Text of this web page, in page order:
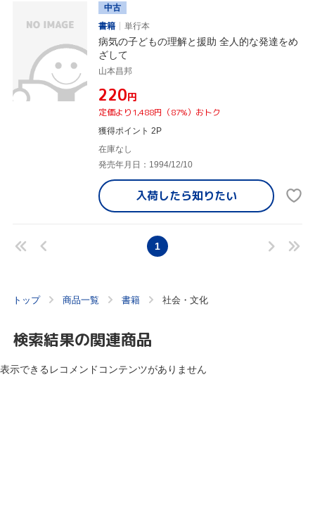
中古
書籍
単行本
病気の子どもの理解と援助 全人的な発達をめ
ざして
山本昌邦
¥220円
定価より1,488円（87%）おトク
獲得ポイント 2P
在庫なし
発売年月日：1994/12/10
入荷したら知りたい
1
トップ 商品一覧 書籍 社会・文化
検索結果の関連商品
表示できるレコメンドコンテンツがありません